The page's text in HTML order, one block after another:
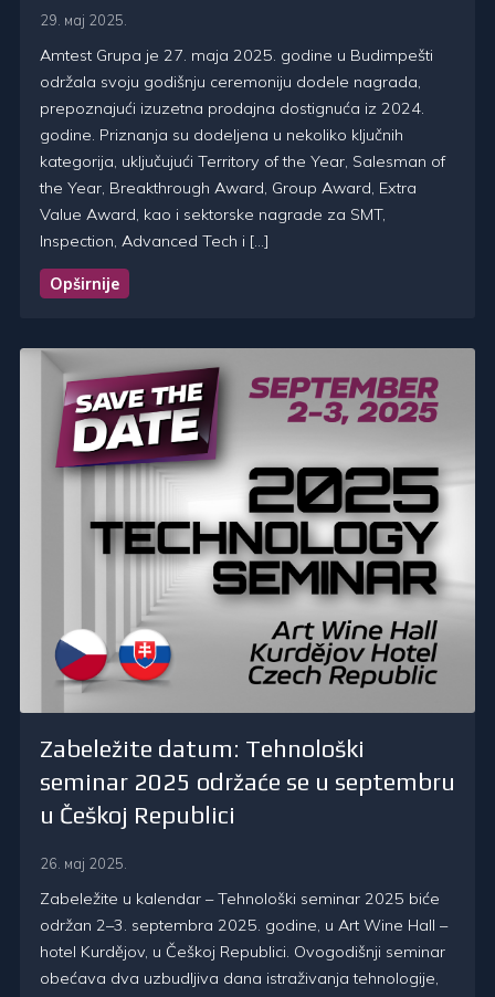
29. мај 2025.
Amtest Grupa je 27. maja 2025. godine u Budimpešti
održala svoju godišnju ceremoniju dodele nagrada,
prepoznajući izuzetna prodajna dostignuća iz 2024.
godine. Priznanja su dodeljena u nekoliko ključnih
kategorija, uključujući Territory of the Year, Salesman of
the Year, Breakthrough Award, Group Award, Extra
Value Award, kao i sektorske nagrade za SMT,
Inspection, Advanced Tech i […]
Opširnije
Zabeležite datum: Tehnološki
seminar 2025 održaće se u septembru
u Češkoj Republici
26. мај 2025.
Zabeležite u kalendar – Tehnološki seminar 2025 biće
održan 2–3. septembra 2025. godine, u Art Wine Hall –
hotel Kurdějov, u Češkoj Republici. Ovogodišnji seminar
obećava dva uzbudljiva dana istraživanja tehnologije,